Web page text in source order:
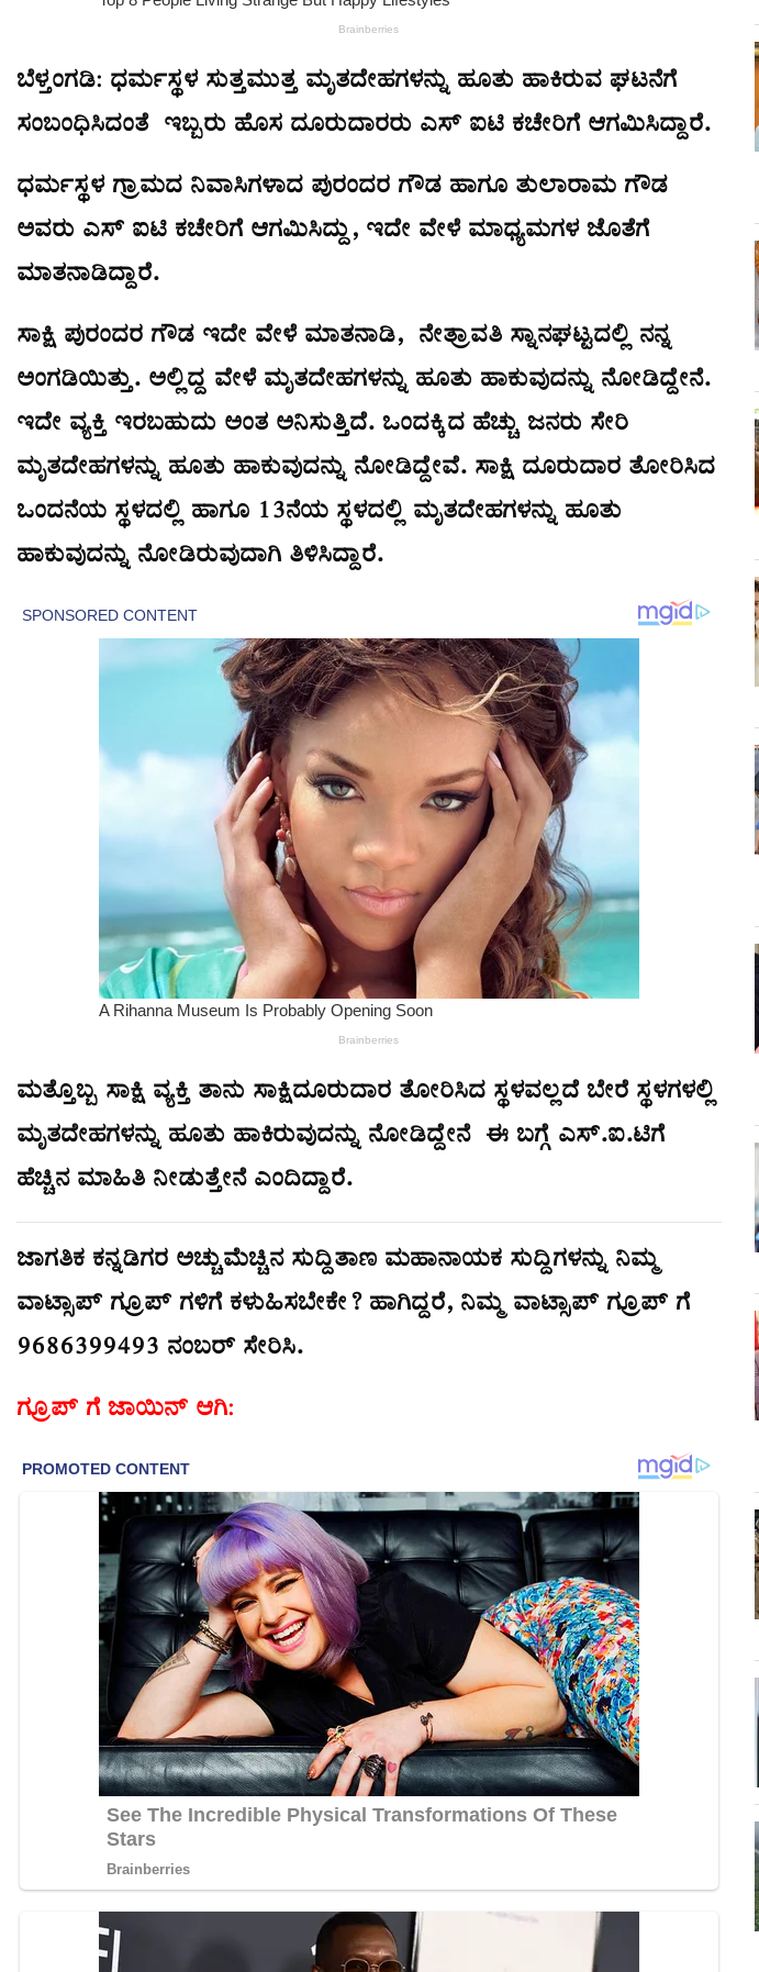
ಬೆಳ್ತಂಗಡಿ: ಧರ್ಮಸ್ಥಳ ಸುತ್ತಮುತ್ತ ಮೃತದೇಹಗಳನ್ನು ಹೂತು ಹಾಕಿರುವ ಘಟನೆಗೆ
ಸಂಬಂಧಿಸಿದಂತೆ ಇಬ್ಬರು ಹೊಸ ದೂರುದಾರರು ಎಸ್ ಐಟಿ ಕಚೇರಿಗೆ ಆಗಮಿಸಿದ್ದಾರೆ.
ಧರ್ಮಸ್ಥಳ ಗ್ರಾಮದ ನಿವಾಸಿಗಳಾದ ಪುರಂದರ ಗೌಡ ಹಾಗೂ ತುಲಾರಾಮ ಗೌಡ
ಅವರು ಎಸ್ ಐಟಿ ಕಚೇರಿಗೆ ಆಗಮಿಸಿದ್ದು, ಇದೇ ವೇಳೆ ಮಾಧ್ಯಮಗಳ ಜೊತೆಗೆ
ಮಾತನಾಡಿದ್ದಾರೆ.
ಸಾಕ್ಷಿ ಪುರಂದರ ಗೌಡ ಇದೇ ವೇಳೆ ಮಾತನಾಡಿ, ನೇತ್ರಾವತಿ ಸ್ನಾನಘಟ್ಟದಲ್ಲಿ ನನ್ನ
ಅಂಗಡಿಯಿತ್ತು. ಅಲ್ಲಿದ್ದ ವೇಳೆ ಮೃತದೇಹಗಳನ್ನು ಹೂತು ಹಾಕುವುದನ್ನು ನೋಡಿದ್ದೇನೆ.
ಇದೇ ವ್ಯಕ್ತಿ ಇರಬಹುದು ಅಂತ ಅನಿಸುತ್ತಿದೆ. ಒಂದಕ್ಕಿದ ಹೆಚ್ಚು ಜನರು ಸೇರಿ
ಮೃತದೇಹಗಳನ್ನು ಹೂತು ಹಾಕುವುದನ್ನು ನೋಡಿದ್ದೇವೆ. ಸಾಕ್ಷಿ ದೂರುದಾರ ತೋರಿಸಿದ
ಒಂದನೆಯ ಸ್ಥಳದಲ್ಲಿ ಹಾಗೂ 13ನೆಯ ಸ್ಥಳದಲ್ಲಿ ಮೃತದೇಹಗಳನ್ನು ಹೂತು
ಹಾಕುವುದನ್ನು ನೋಡಿರುವುದಾಗಿ ತಿಳಿಸಿದ್ದಾರೆ.
ಮತ್ತೊಬ್ಬ ಸಾಕ್ಷಿ ವ್ಯಕ್ತಿ ತಾನು ಸಾಕ್ಷಿದೂರುದಾರ ತೋರಿಸಿದ ಸ್ಥಳವಲ್ಲದೆ ಬೇರೆ ಸ್ಥಳಗಳಲ್ಲಿ
ಮೃತದೇಹಗಳನ್ನು ಹೂತು ಹಾಕಿರುವುದನ್ನು ನೋಡಿದ್ದೇನೆ ಈ ಬಗ್ಗೆ ಎಸ್.ಐ.ಟಿಗೆ
ಹೆಚ್ಚಿನ ಮಾಹಿತಿ ನೀಡುತ್ತೇನೆ ಎಂದಿದ್ದಾರೆ.
ಜಾಗತಿಕ ಕನ್ನಡಿಗರ ಅಚ್ಚುಮೆಚ್ಚಿನ ಸುದ್ದಿತಾಣ ಮಹಾನಾಯಕ ಸುದ್ದಿಗಳನ್ನು ನಿಮ್ಮ
ವಾಟ್ಸಾಪ್ ಗ್ರೂಪ್ ಗಳಿಗೆ ಕಳುಹಿಸಬೇಕೇ? ಹಾಗಿದ್ದರೆ, ನಿಮ್ಮ ವಾಟ್ಸಾಪ್ ಗ್ರೂಪ್ ಗೆ
9686399493 ನಂಬರ್ ಸೇರಿಸಿ.
ಗ್ರೂಪ್ ಗೆ ಜಾಯಿನ್ ಆಗಿ: